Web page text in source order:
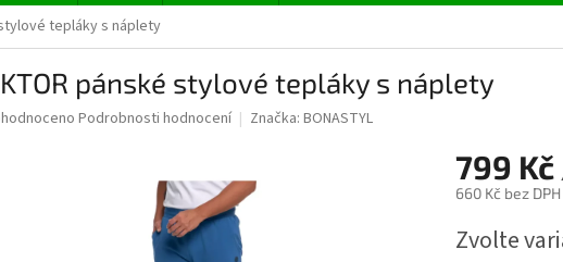
tepláky s náplety
pánské stylové tepláky s náplety
Podrobnosti hodnocení Značka: BONASTYL
799 Kč
660 Kč bez DPH
cena:
Zvolte